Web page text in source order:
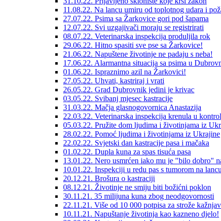
11.08.22. Na lancu umiru od toplotnog udara i
27.07.22. Psima sa Žarkovice gori pod šapama
12.07.22. Svi uzgajivači moraju se registrirati
08.07.22. Veterinarska inspekcija produljila rok
29.06.22. Hitno spasiti sve pse sa Žarkovice!
21.06.22. Napuštene životinje ne padaju s neba!
17.06.22. Alarmantna situacija sa psima u
01.06.22. Ispraznimo azil na Žarkovici!
27.05.22. Uhvati, kastriraj i vrati
26.05.22. Grad Dubrovnik jedini je krivac
03.05.22. Svibanj mjesec kastracije
31.03.22. Mačja glasnogovornica Anastazija
22.03.22. Veterinarska inspekcija krenula u
05.03.22. Pružite dom ljudima i životinjama iz
28.02.22. Pomoć ljudima i životinjama iz Ukrajine
22.02.22. Svjetski dan kastracije pasa i mačaka
01.02.22. Dupla kuna za spas tisuća pasa
13.01.22. Nero usmrćen iako mu je "bilo dobro"
10.01.22. Inspekciji u redu pas s tumorom na lancu
20.12.21. Brošura o kastraciji
08.12.21. Životinje ne smiju biti božićni poklon
30.11.21. 35 milijuna kuna zbog neodgovornosti
22.11.21. Više od 10 000 potpisa za strože
10.11.21. Napuštanje životinja kao kazneno djelo!